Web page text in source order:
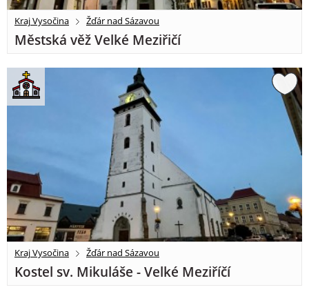
Kraj Vysočina Žďár nad Sázavou
Městská věž Velké Meziřičí
Kraj Vysočina Žďár nad Sázavou
Kostel sv. Mikuláše - Velké Meziříčí